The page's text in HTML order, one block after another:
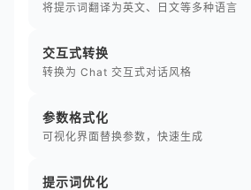
将提示词翻译为英文、日文等多种语言
交互式转换
转换为 Chat 交互式对话风格
参数格式化
可视化界面替换参数，快速生成
提示词优化